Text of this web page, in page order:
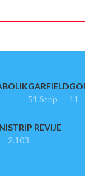
GARFIELD
51 Strip
11
STRIP REVIJE
2.103